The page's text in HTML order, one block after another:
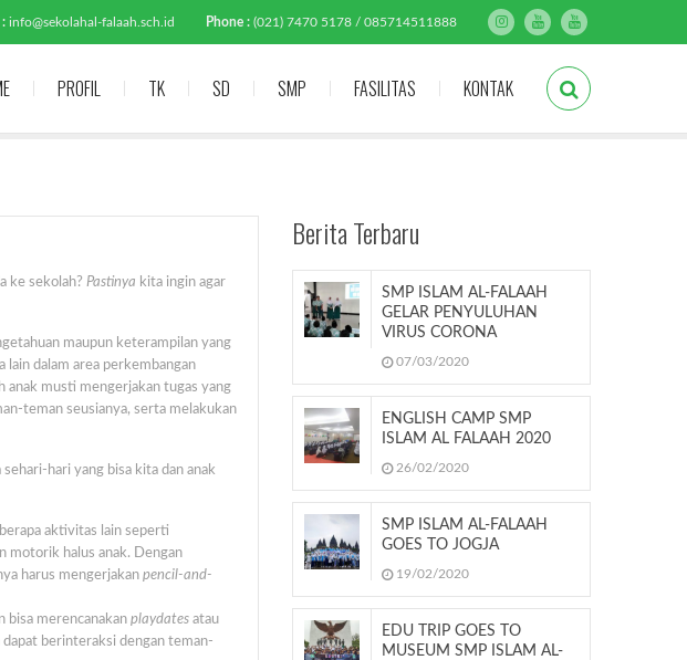
: info@sekolahal-falaah.sch.id Phone : (021) 7470 5178 / 085714511888
PROFIL TK SD SMP FASILITAS KONTAK
ke sekolah? Pastinya kita ingin agar
maupun keterampilan yang
lain dalam area perkembangan
anak musti mengerjakan tugas yang
teman seusianya, serta melakukan
hari yang bisa kita dan anak
aktivitas lain seperti
motorik halus anak. Dengan
harus mengerjakan pencil-and-
bisa merencanakan playdates atau
dapat berinteraksi dengan teman-
Berita Terbaru
SMP ISLAM AL-FALAAH
GELAR PENYULUHAN
VIRUS CORONA
07/03/2020
ENGLISH CAMP SMP
ISLAM AL FALAAH 2020
26/02/2020
SMP ISLAM AL-FALAAH
GOES TO JOGJA
19/02/2020
EDU TRIP GOES TO
MUSEUM SMP ISLAM AL-